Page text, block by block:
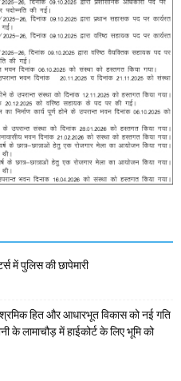
में पुलिस की छापेमारी
हित और आधारभूत विकास को नई गति
के लामाचौड़ में हाईकोर्ट के लिए भूमि को